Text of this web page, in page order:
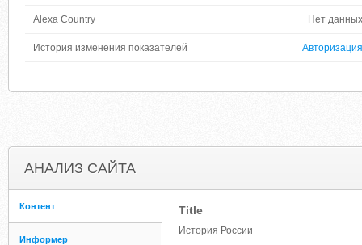
Alexa Country Нет данных
История изменения показателей Авторизация
АНАЛИЗ САЙТА
Контент
Информер
Title
История России